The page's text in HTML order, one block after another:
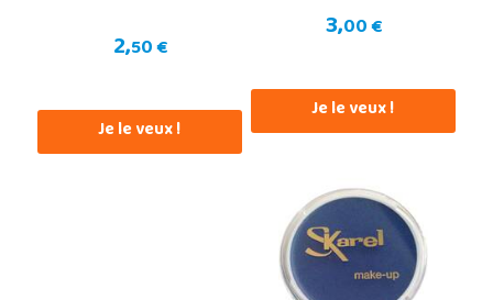
2,50 €
Je le veux !
3,00 €
Je le veux !